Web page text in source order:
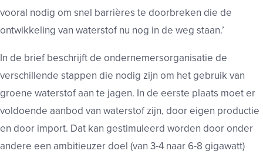
vooral nodig om snel barrières te doorbreken die de
ontwikkeling van waterstof nu nog in de weg staan.’
In de brief beschrijft de ondernemersorganisatie de
verschillende stappen die nodig zijn om het gebruik van
groene waterstof aan te jagen. In de eerste plaats moet er
voldoende aanbod van waterstof zijn, door eigen productie
en door import. Dat kan gestimuleerd worden door onder
andere een ambitieuzer doel (van 3-4 naar 6-8 gigawatt)